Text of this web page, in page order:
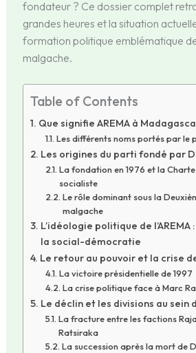
fondateur ? Ce dossier complet
grandes heures et la situation
formation politique emblématique
malgache.
Table of Contents
Que signifie AREMA à
Les différents noms portés par le
Les origines du parti fondé par
La fondation en 1976 et la
socialiste
Le rôle dominant sous la
malgache
L’idéologie politique de l’AREMA
la social-démocratie
Le retour au pouvoir et la crise
La victoire présidentielle de 1997
La crise politique face à Marc
Le déclin et les divisions au sein
La fracture entre les factions
Ratsiraka
La succession après la mort de